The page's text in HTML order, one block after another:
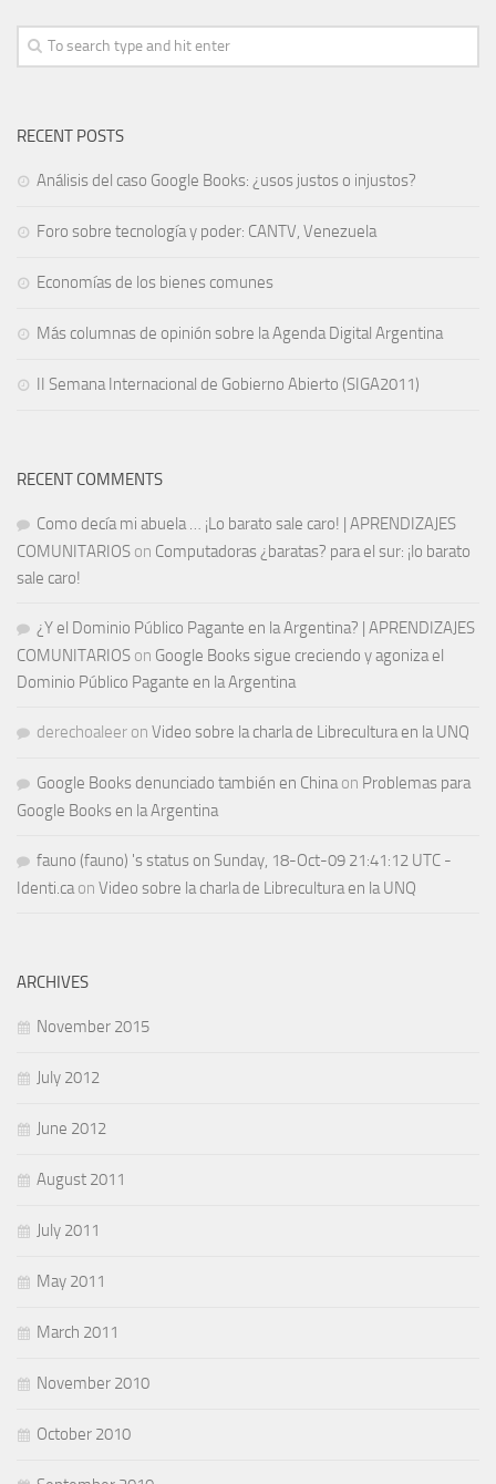
RECENT POSTS
Análisis del caso Google Books: ¿usos justos o injustos?
Foro sobre tecnología y poder: CANTV, Venezuela
Economías de los bienes comunes
Más columnas de opinión sobre la Agenda Digital Argentina
II Semana Internacional de Gobierno Abierto (SIGA2011)
RECENT COMMENTS
Como decía mi abuela … ¡Lo barato sale caro! | APRENDIZAJES
COMUNITARIOS on Computadoras ¿baratas? para el sur: ¡lo barato
sale caro!
¿Y el Dominio Público Pagante en la Argentina? | APRENDIZAJES
COMUNITARIOS on Google Books sigue creciendo y agoniza el
Dominio Público Pagante en la Argentina
derechoaleer on Video sobre la charla de Librecultura en la UNQ
Google Books denunciado también en Chinaon Problemas para
Google Books en la Argentina
fauno (fauno) 's status on Sunday, 18-Oct-09 21:41:12 UTC -
Identi.caon Video sobre la charla de Librecultura en la UNQ
ARCHIVES
November 2015
July 2012
June 2012
August 2011
July 2011
May 2011
March 2011
November 2010
October 2010